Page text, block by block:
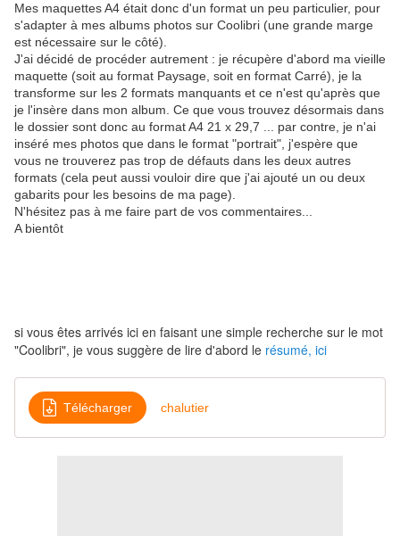
Mes maquettes A4 était donc d'un format un peu particulier, pour
s'adapter à mes albums photos sur Coolibri (une grande marge
est nécessaire sur le côté).
J'ai décidé de procéder autrement : je récupère d'abord ma vieille
maquette (soit au format Paysage, soit en format Carré), je la
transforme sur les 2 formats manquants et ce n'est qu'après que
je l'insère dans mon album. Ce que vous trouvez désormais dans
le dossier sont donc au format A4 21 x 29,7 ... par contre, je n'ai
inséré mes photos que dans le format "portrait", j'espère que
vous ne trouverez pas trop de défauts dans les deux autres
formats (cela peut aussi vouloir dire que j'ai ajouté un ou deux
gabarits pour les besoins de ma page).
N'hésitez pas à me faire part de vos commentaires...
A bientôt
si vous êtes arrivés ici en faisant une simple recherche sur le mot
"Coolibri", je vous suggère de lire d'abord le résumé, ici
Télécharger chalutier